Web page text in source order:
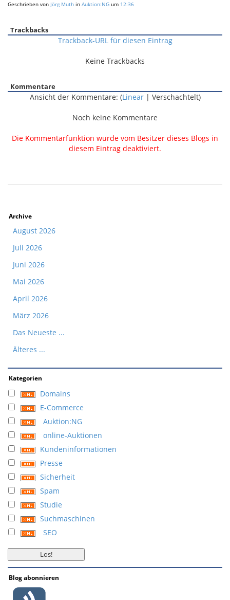
Geschrieben von Jörg Muth in Auktion:NG um 12:36
Trackbacks
Trackback-URL für diesen Eintrag
Keine Trackbacks
Kommentare
Ansicht der Kommentare: (Linear| Verschachtelt)
Noch keine Kommentare
Die Kommentarfunktion wurde vom Besitzer dieses Blogs in
diesem Eintrag deaktiviert.
Archive
August 2026
Juli 2026
Juni 2026
Mai 2026
April 2026
März 2026
Das Neueste ...
Älteres ...
Kategorien
Domains
E-Commerce
Auktion:NG
online-Auktionen
Kundeninformationen
Presse
Sicherheit
Spam
Studie
Suchmaschinen
SEO
Blog abonnieren